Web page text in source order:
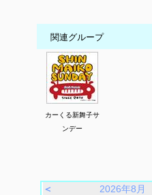
関連グループ
カーくる新舞子サ
ンデー
＜
2026年8月